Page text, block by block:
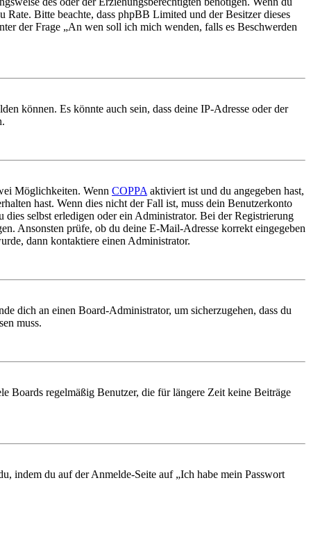
Bitte beachte, dass phpBB Limited und der Besitzer dieses
der Frage „An wen soll ich mich wenden, falls es Beschwerden
können. Es könnte auch sein, dass deine IP-Adresse oder der
Möglichkeiten. Wenn COPPA aktiviert ist und du angegeben hast,
hast. Wenn dies nicht der Fall ist, muss dein Benutzerkonto
selbst erledigen oder ein Administrator. Bei der Registrierung
Ansonsten prüfe, ob du deine E-Mail-Adresse korrekt eingegeben
dann kontaktiere einen Administrator.
dich an einen Board-Administrator, um sicherzugehen, dass du
muss.
Boards regelmäßig Benutzer, die für längere Zeit keine Beiträge
indem du auf der Anmelde-Seite auf „Ich habe mein Passwort